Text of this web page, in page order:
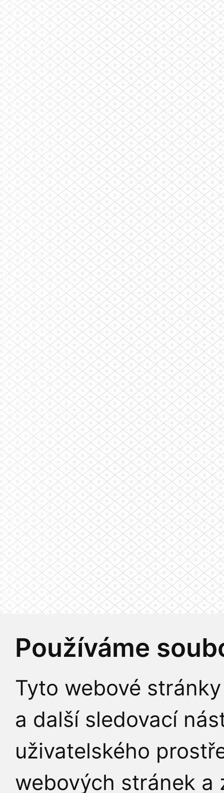
Používáme
Tyto webové
a další sledovací
uživatelského
webových stránek a